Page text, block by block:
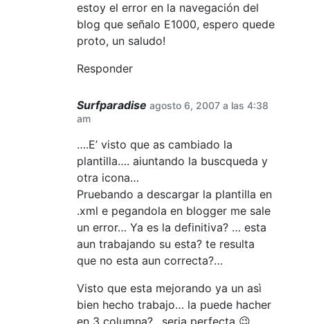
estoy el error en la navegación del
blog que señalo E1000, espero quede
proto, un saludo!
Responder
Surfparadise agosto 6, 2007 a las 4:38
am
….E’ visto que as cambiado la
plantilla…. aiuntando la buscqueda y
otra icona…
Pruebando a descargar la plantilla en
.xml e pegandola en blogger me sale
un error… Ya es la definitiva? … esta
aun trabajando su esta? te resulta
que no esta aun correcta?…
Visto que esta mejorando ya un asì
bien hecho trabajo… la puede hacher